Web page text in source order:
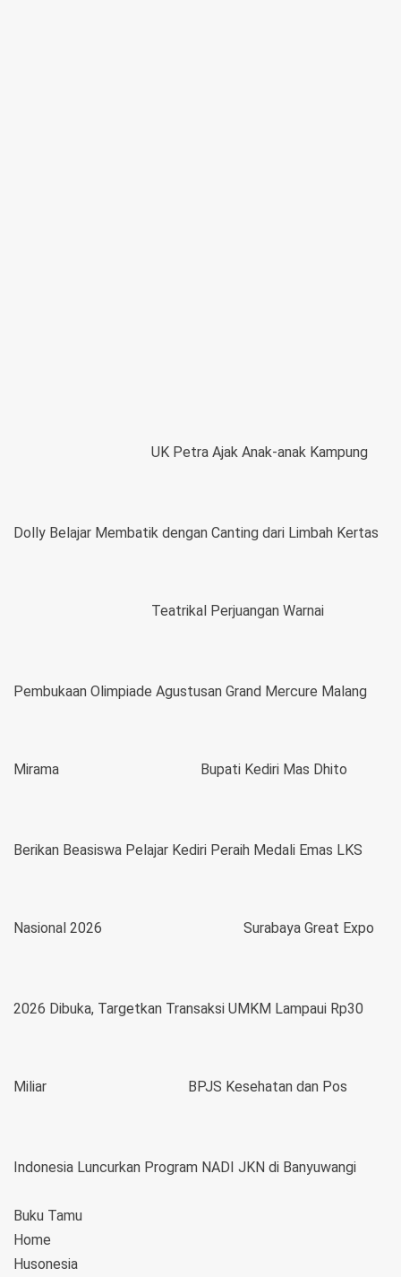
UK Petra Ajak Anak-anak Kampung
Dolly Belajar Membatik dengan Canting dari Limbah Kertas
Teatrikal Perjuangan Warnai
Pembukaan Olimpiade Agustusan Grand Mercure Malang
Mirama Bupati Kediri Mas Dhito
Berikan Beasiswa Pelajar Kediri Peraih Medali Emas LKS
Nasional 2026 Surabaya Great Expo
2026 Dibuka, Targetkan Transaksi UMKM Lampaui Rp30
Miliar BPJS Kesehatan dan Pos
Indonesia Luncurkan Program NADI JKN di Banyuwangi
Buku Tamu
Home
Husonesia